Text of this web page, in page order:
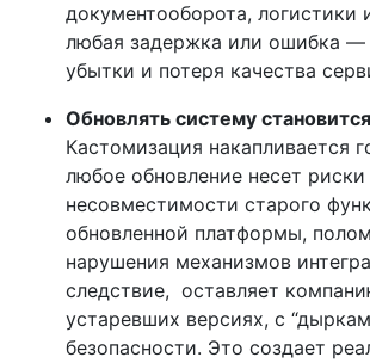
документооборота, логистики
любая задержка или ошибка —
убытки и потеря качества
Обновлять систему
Кастомизация накапливается
любое обновление несет риски
несовместимости старого
обновленной платформы,
нарушения механизмов
следствие, оставляет
устаревших версиях, с
безопасности. Это создает